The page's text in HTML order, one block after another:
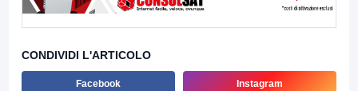
CONDIVIDI L'ARTICOLO
Facebook Instagram